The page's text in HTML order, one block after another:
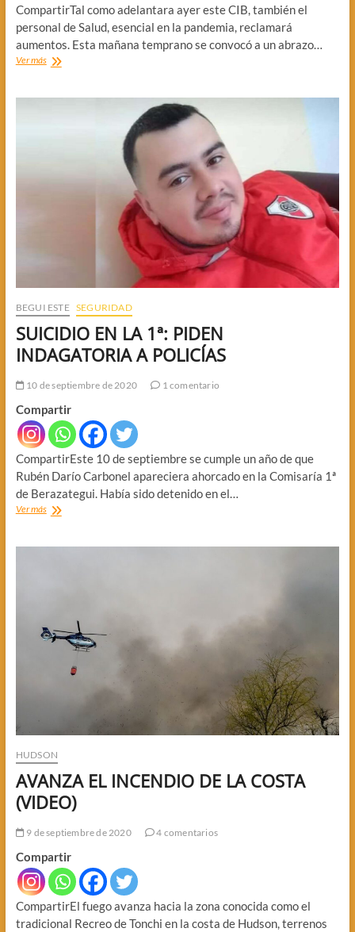
CompartirTal como adelantara ayer este CIB, también el
personal de Salud, esencial en la pandemia, reclamará
aumentos. Esta mañana temprano se convocó a un abrazo…
Ver másLA
BEGUI ESTE SEGURIDAD
SUICIDIO EN LA 1ª: PIDEN
INDAGATORIA A POLICÍAS
10 de septiembre de 2020 1 comentario
Compartir
CompartirEste 10 de septiembre se cumple un año de que
Rubén Darío Carbonel apareciera ahorcado en la Comisaría 1ª
de Berazategui. Había sido detenido en el…
Ver másSUICIDIO
1ª:
HUDSON
AVANZA EL INCENDIO DE LA COSTA
(VIDEO)
9 de septiembre de 2020 4 comentarios
Compartir
CompartirEl fuego avanza hacia la zona conocida como el
tradicional Recreo de Tonchi en la costa de Hudson, terrenos